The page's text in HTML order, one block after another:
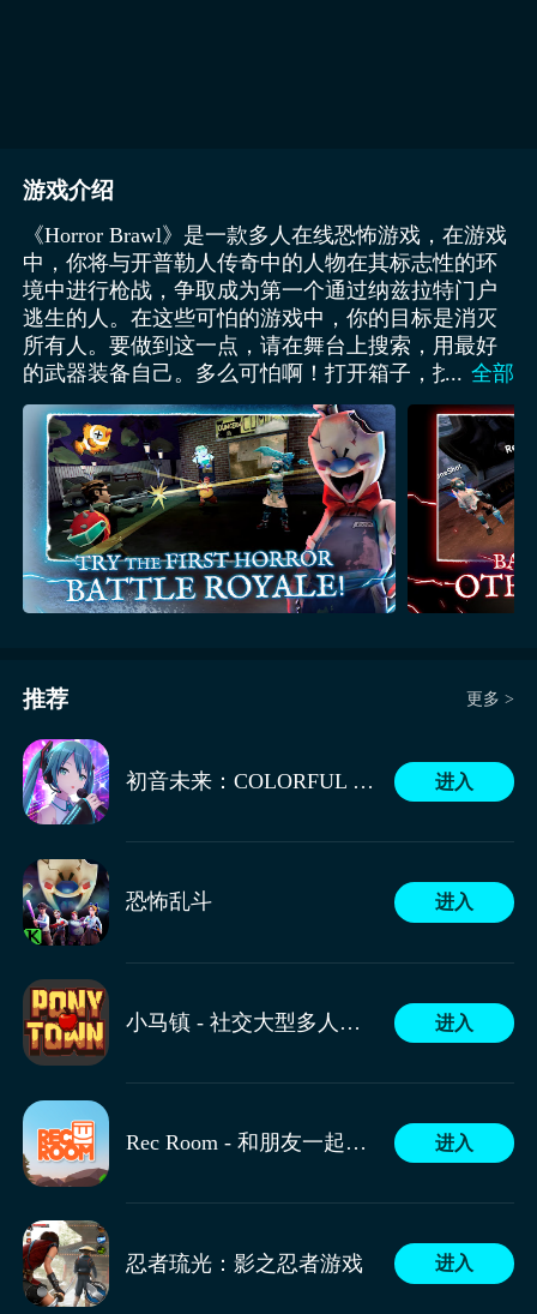
游戏介绍
《Horror Brawl》是一款多人在线恐怖游戏，在游戏
中，你将与开普勒人传奇中的人物在其标志性的环
境中进行枪战，争取成为第一个通过纳兹拉特门户
逃生的人。在这些可怕的游戏中，你的目标是消灭
所有人。要做到这一点，请在舞台上搜索，用最好
的武器装备自己。多么可怕啊！打开箱子，找到治
疗包，甚至是混沌水晶！收集四颗水晶，就能变成
邪恶修女或其他反派，如冰尖叫或肉先生，用他们
的能力消灭你的对手。当恐怖来临时，发现最好的
藏身之处。搜索阴暗的居室的秘密。所有的游戏都
是独一无二的，与众不同的！
... 全部
推荐 更多 >
初音未来：COLORFUL STAGE！ 进入
恐怖乱斗 进入
小马镇 - 社交大型多人在线角色扮演游戏 进入
Rec Room - 和朋友一起玩！ 进入
忍者琉光：影之忍者游戏 进入